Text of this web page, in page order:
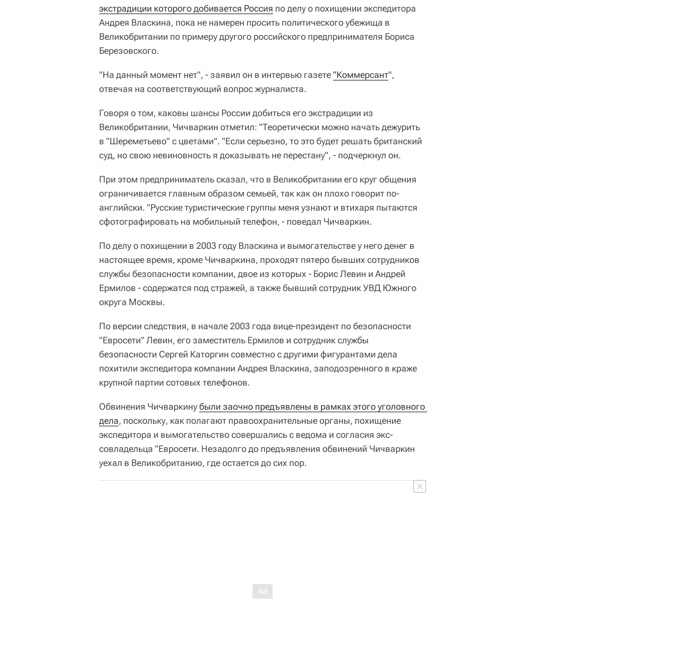
экстрадиции которого добивается Россия по делу о похищении экспедитора
Андрея Власкина, пока не намерен просить политического убежища в
Великобритании по примеру другого российского предпринимателя Бориса
Березовского.
"На данный момент нет", - заявил он в интервью газете"Коммерсант",
отвечая на соответствующий вопрос журналиста.
Говоря о том, каковы шансы России добиться его экстрадиции из
Великобритании, Чичваркин отметил: "Теоретически можно начать дежурить
в "Шереметьево" с цветами". "Если серьезно, то это будет решать британский
суд, но свою невиновность я доказывать не перестану", - подчеркнул он.
При этом предприниматель сказал, что в Великобритании его круг общения
ограничивается главным образом семьей, так как он плохо говорит по-
английски. "Русские туристические группы меня узнают и втихаря пытаются
сфотографировать на мобильный телефон, - поведал Чичваркин.
По делу о похищении в 2003 году Власкина и вымогательстве у него денег в
настоящее время, кроме Чичваркина, проходят пятеро бывших сотрудников
службы безопасности компании, двое из которых - Борис Левин и Андрей
Ермилов - содержатся под стражей, а также бывший сотрудник УВД Южного
округа Москвы.
По версии следствия, в начале 2003 года вице-президент по безопасности
"Евросети" Левин, его заместитель Ермилов и сотрудник службы
безопасности Сергей Каторгин совместно с другими фигурантами дела
похитили экспедитора компании Андрея Власкина, заподозренного в краже
крупной партии сотовых телефонов.
Обвинения Чичваркинубыли заочно предъявлены в рамках этого уголовного
дела, поскольку, как полагают правоохранительные органы, похищение
экспедитора и вымогательство совершались с ведома и согласия экс-
совладельца "Евросети. Незадолго до предъявления обвинений Чичваркин
уехал в Великобританию, где остается до сих пор.